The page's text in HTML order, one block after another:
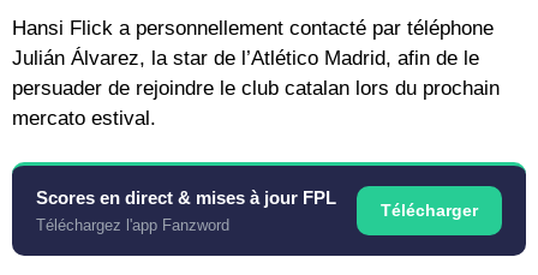
Hansi Flick a personnellement contacté par téléphone
Julián Álvarez, la star de l’Atlético Madrid, afin de le
persuader de rejoindre le club catalan lors du prochain
mercato estival.
Scores en direct & mises à jour FPL
Téléchargez l'app Fanzword
Télécharger